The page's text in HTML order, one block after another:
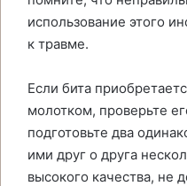
использование этого
к травме.
Если бита
молотком, проверьте
подготовьте два
ими друг о друга
высокого качества, не